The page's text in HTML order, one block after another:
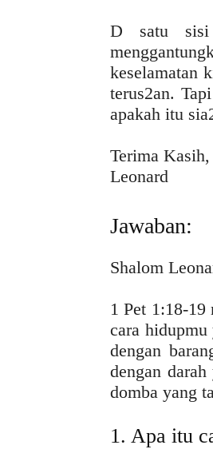
D satu sisi
keselamatan
terus2an.
apakah itu
Terima Kasih,
Leonard
Jawaban:
Shalom
1 Pet 1:18-19
cara
dengan
dengan
domba yang
1. Apa itu